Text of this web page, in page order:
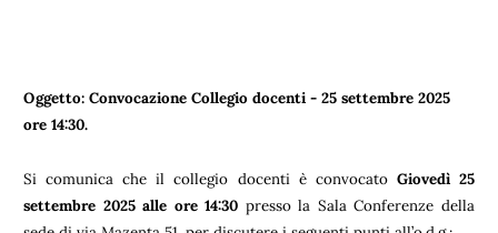
Oggetto: Convocazione Collegio docenti - 25 settembre 2025
ore 14:30.
Si comunica che il collegio docenti è convocato Giovedì 25
settembre 2025 alle ore 14:30 presso la Sala Conferenze della